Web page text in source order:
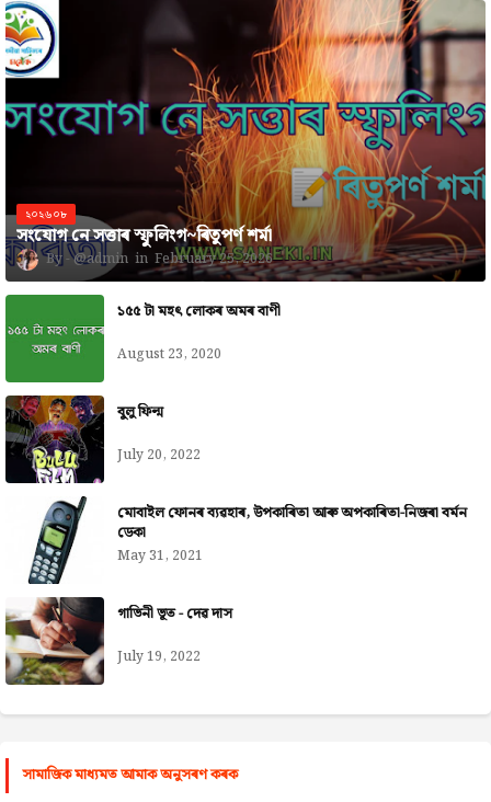
২০২৬০৮
সংযোগ নে সত্তাৰ স্ফুলিংগ~ৰিতুপৰ্ণ শৰ্মা
@admin February 25, 2026
১৫৫ টা মহৎ লোকৰ অমৰ বাণী
August 23, 2020
বুলু ফিল্ম
July 20, 2022
মোবাইল ফোনৰ ব্যৱহাৰ, উপকাৰিতা আৰু অপকাৰিতা-নিজৰা বৰ্মন
ডেকা
May 31, 2021
গাভিনী ভূত - দেৱ দাস
July 19, 2022
সামাজিক মাধ্যমত আমাক অনুসৰণ কৰক